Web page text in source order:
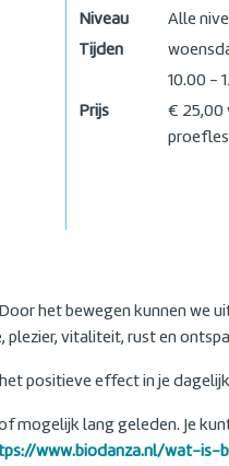
Niveau
Alle
Tijden
10.00 -
Prijs
€ 25,00
het bewegen kunnen we
plezier, vitaliteit, rust en
positieve effect in je
mogelijk lang geleden. Je
www.biodanza.nl/wat-is-